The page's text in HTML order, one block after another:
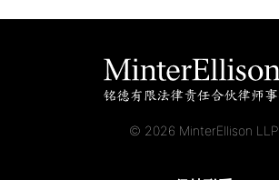
© 2026 MinterEllison LLP